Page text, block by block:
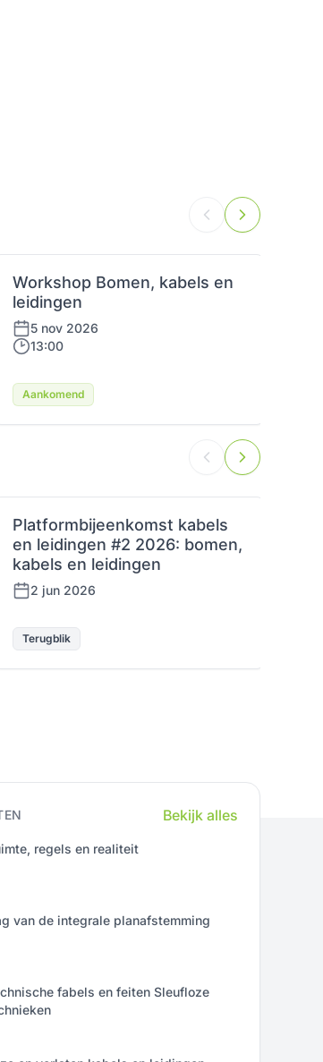
Workshop Bomen, kabels en
leidingen
5 nov 2026
13:00
Aankomend
Platformbijeenkomst kabels
en leidingen #2 2026: bomen,
kabels en leidingen
2 jun 2026
Terugblik
Bekijk alles
regels en realiteit
van de integrale planafstemming
fabels en feiten Sleufloze